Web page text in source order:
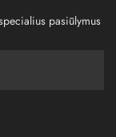
pasiūlymus